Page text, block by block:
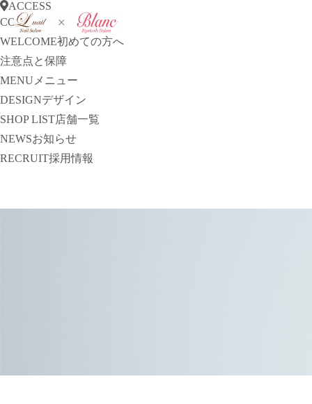
ACCESS
CONCEPT
コンセプト
WELCOME初めての方へ
注意点と保障
MENU メニュー
DESIGNデザイン
SHOP LIST店舗一覧
NEWSお知らせ
RECRUIT採用情報